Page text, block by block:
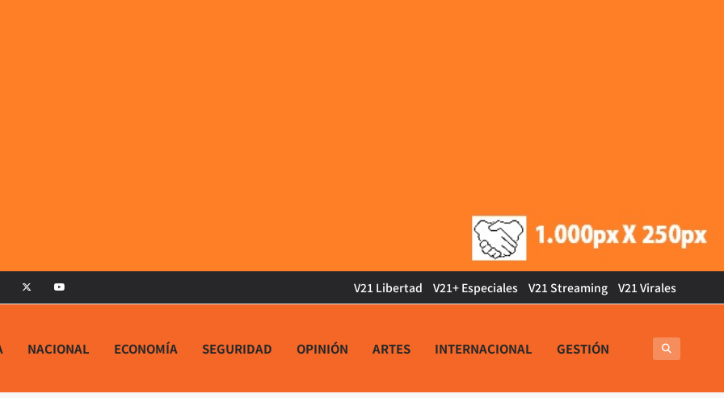
V21 Libertad V21+ Especiales V21 Streaming V21 Virales
NACIONAL ECONOMÍA SEGURIDAD OPINIÓN ARTES INTERNACIONAL GESTIÓN